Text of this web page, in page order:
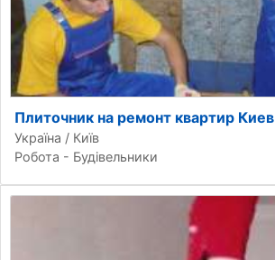
Плиточник на ремонт квартир Киев
Україна / Київ
Робота - Будівельники